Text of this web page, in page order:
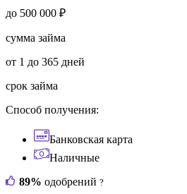
до 500 000 ₽
сумма займа
от 1 до 365 дней
срок займа
Способ получения:
Банковская карта
Наличные
89% одобрений ?